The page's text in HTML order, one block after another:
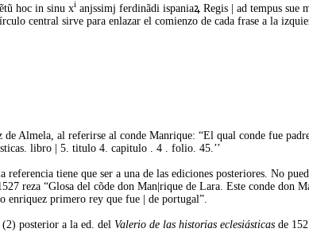
hoc in sinu xi anjssimj ferdinãdi ispaniaꝝ Regis | ad tempus sue
central sirve para enlazar el comienzo de cada frase a la
de Almela, al referirse al conde Manrique: “El qual conde fue
libro | 5. titulo 4. capitulo . 4 . folio. 45.’’
tiene que ser a una de las ediciones posteriores. No
reza “Glosa del cõde don Man|rique de Lara. Este conde don
enriquez primero rey que fue | de portugal”.
posterior a la ed. del Valerio de las historias eclesiásticas de